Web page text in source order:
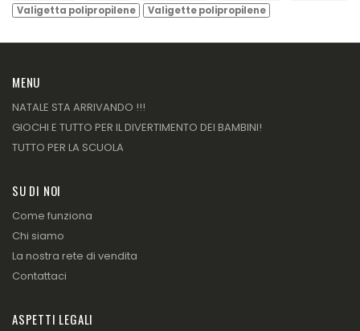
Valigetta polipropilene
Valigette polipropilene
MENU
NATALE STA ARRIVANDO !!!
GIOCHI E TUTTO PER IL DIVERTIMENTO DEI BAMBINI!
TUTTO PER LA SCUOLA
SU DI NOI
Come funziona
Chi siamo
La nostra rete di vendita
Contattaci
ASPETTI LEGALI